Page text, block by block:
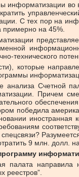
информатизации во
С тех пор на
примерно на 45%.
технического
которые
Счетной
Причем
победила
9 млн. долл.
палата
реестров”.